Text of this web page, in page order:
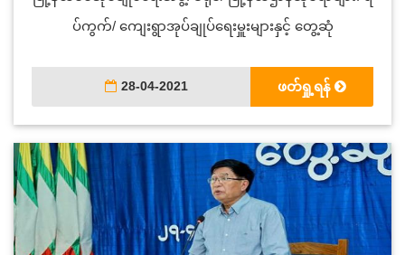
ပ်ကွက်/ ကျေးရွာအုပ်ချုပ်ရေးမှူးများနှင့် တွေ့ဆုံ
28-04-2021 ဖတ်ရှု့ရန်